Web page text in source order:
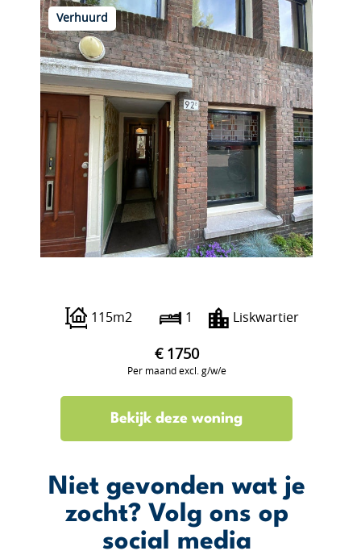
Verhuurd
115m2 1 Liskwartier
€ 1750
Per maand excl. g/w/e
Bekijk deze woning
Niet gevonden wat je
zocht? Volg ons op
social media